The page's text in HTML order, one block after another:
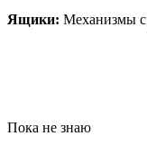
Ящики: Механизмы
Пока не знаю